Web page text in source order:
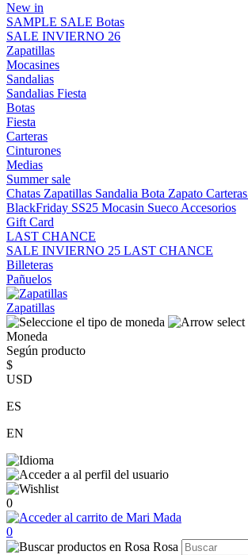
New in
SAMPLE SALE Botas
SALE INVIERNO 26
Zapatillas
Mocasines
Sandalias
Sandalias Fiesta
Botas
Fiesta
Carteras
Cinturones
Medias
Summer sale
Chatas Zapatillas Sandalia Bota Zapato Carteras
BlackFriday SS25 Mocasin Sueco Accesorios
Gift Card
LAST CHANCE
SALE INVIERNO 25 LAST CHANCE
Billeteras
Pañuelos
Zapatillas
Moneda
Según producto
$
USD
ES
EN
0
0